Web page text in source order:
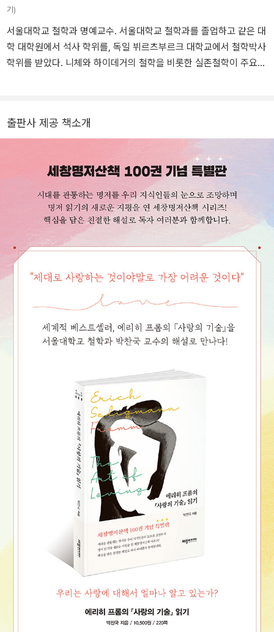
기)
서울대학교 철학과 명예교수. 서울대학교 철학과를 졸업하고 같은 대
학 대학원에서 석사 학위를, 독일 뷔르츠부르크 대학교에서 철학박사
학위를 받았다. 니체와 하이데거의 철학을 비롯한 실존철학이 주요
에 『내재적 목적론』으로 제6회 운제철학상, 2016년에 논문 「유식불
상을 받았다. 그 외의 저서로 『들길의 사상가, 하이데거』, 『하이데거
는 나치였는가』, 『하이데거의 《존재와 시간》 강독』, 『니체와 하이데
거』 등이 있고, 주요 역서로는 『니체 I, II』, 『근본개념들』, 『아침놀』,
『비극의 탄생』, 『안티크리스트』, 『우상의 황혼』, 『선악의 저편』, 『도
덕의 계보』, 『상징형식의 철학I, II, III』 등 다수가 있다.
출판사 제공 책소개